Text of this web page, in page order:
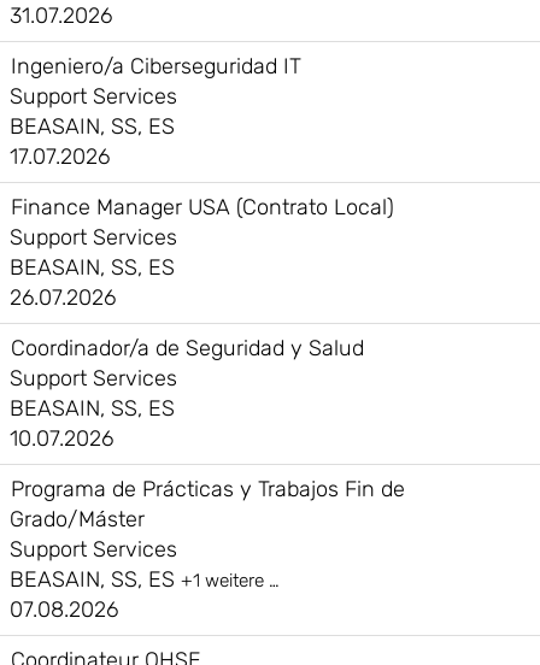
31.07.2026
Ingeniero/a Ciberseguridad IT
Support Services
BEASAIN, SS, ES
17.07.2026
Finance Manager USA (Contrato Local)
Support Services
BEASAIN, SS, ES
26.07.2026
Coordinador/a de Seguridad y Salud
Support Services
BEASAIN, SS, ES
10.07.2026
Programa de Prácticas y Trabajos Fin de
Grado/Máster
Support Services
BEASAIN, SS, ES +1 weitere …
07.08.2026